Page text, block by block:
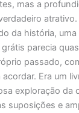
mas a
da história,
parecia
passado,
Era um
exploração da
suposições e